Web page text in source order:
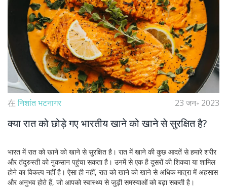
在 निशांत भटनागर 23 जन॰ 2023
क्या रात को छोड़े गए भारतीय खाने को खाने से सुरक्षित है?
भारत में रात को खाने को खाने से सुरक्षित है। रात में खाने की कुछ आदतें से हमारे शरीर
और तंदुरुस्ती को नुकसान पहुंचा सकता है। उनमें से एक है दूसरों की शिकवा या शामिल
होने का विकल्प नहीं है। ऐसा ही नहीं, रात को खाने को खाने से अधिक मात्रा में अहसास
और अनुभव होते हैं, जो आपको स्वास्थ्य से जुड़ी समस्याओं को बढ़ा सकती है।